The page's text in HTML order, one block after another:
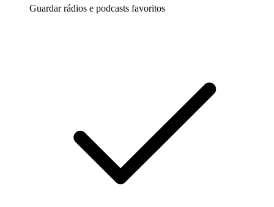
Guardar rádios e podcasts favoritos